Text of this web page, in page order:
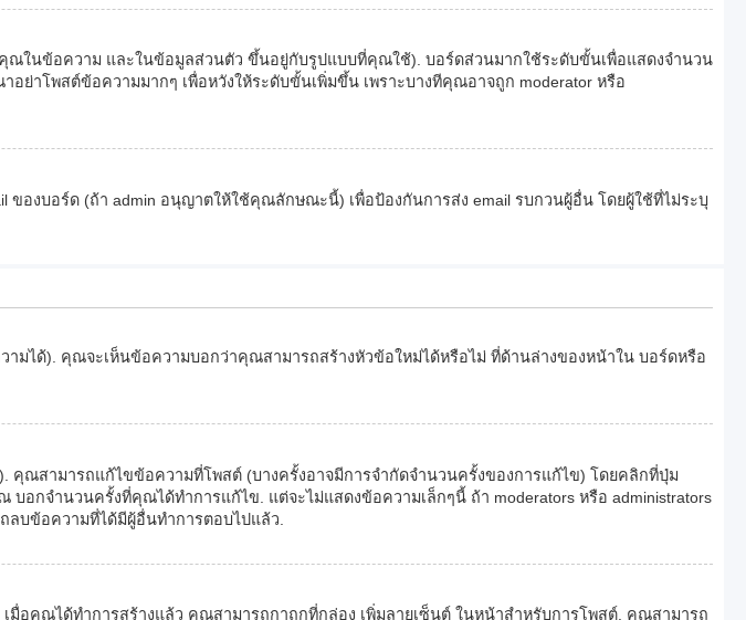
ในข้อความ และในข้อมูลส่วนตัว ขึ้นอยู่กับรูปแบบที่คุณใช้). บอร์ดส่วนมากใช้ระดับขั้นเพื่อแสดงจำนวน
ย่าโพสต์ข้อความมากๆ เพื่อหวังให้ระดับขั้นเพิ่มขึ้น เพราะบางทีคุณอาจถูก moderator หรือ
องบอร์ด (ถ้า admin อนุญาตให้ใช้คุณลักษณะนี้) เพื่อป้องกันการส่ง email รบกวนผู้อื่น โดยผู้ใช้ที่ไม่ระบุ
ได้). คุณจะเห็นข้อความบอกว่าคุณสามารถสร้างหัวข้อใหม่ได้หรือไม่ ที่ด้านล่างของหน้าใน บอร์ดหรือ
ณสามารถแก้ไขข้อความที่โพสต์ (บางครั้งอาจมีการจำกัดจำนวนครั้งของการแก้ไข) โดยคลิกที่ปุ่ม
จำนวนครั้งที่คุณได้ทำการแก้ไข. แต่จะไม่แสดงข้อความเล็กๆนี้ ถ้า moderators หรือ administrators
ลบข้อความที่ได้มีผู้อื่นทำการตอบไปแล้ว.
คุณได้ทำการสร้างแล้ว คุณสามารถกาถูกที่กล่อง เพิ่มลายเซ็นต์ ในหน้าสำหรับการโพสต์. คุณสามารถ